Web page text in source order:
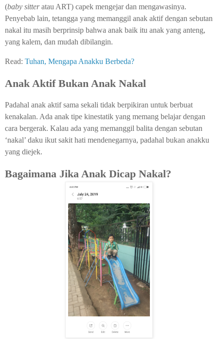
(baby sitteratau ART) capek mengejar dan mengawasinya.
Penyebab lain, tetangga yang memanggil anak aktif dengan sebutan
nakal itu masih berprinsip bahwa anak baik itu anak yang anteng,
yang kalem, dan mudah dibilangin.
Read: Tuhan, Mengapa Anakku Berbeda?
Anak Aktif Bukan Anak Nakal
Padahal anak aktif sama sekali tidak berpikiran untuk berbuat
kenakalan. Ada anak tipe kinestatik yang memang belajar dengan
cara bergerak. Kalau ada yang memanggil balita dengan sebutan
‘nakal’ daku ikut sakit hati mendenegarnya, padahal bukan anakku
yang diejek.
Bagaimana Jika Anak Dicap Nakal?